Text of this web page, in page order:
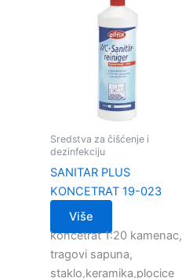
Sredstva za čišćenje i
dezinfekciju
SANITAR PLUS
KONCETRAT 19-023
Više
koncetrat 1:20 kamenac,
tragovi sapuna,
staklo,keramika,plocice